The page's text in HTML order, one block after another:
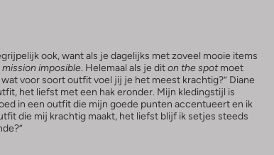
ook, want als je dagelijks met zoveel mooie items
mission imposible. Helemaal als je diton the spotmoet
voor soort outfit voel jij je het meest krachtig?” Diane
het liefst met een hak eronder. Mijn kledingstijl is
in een outfit die mijn goede punten accentueert en ik
die mij krachtig maakt, het liefst blijf ik setjes steeds